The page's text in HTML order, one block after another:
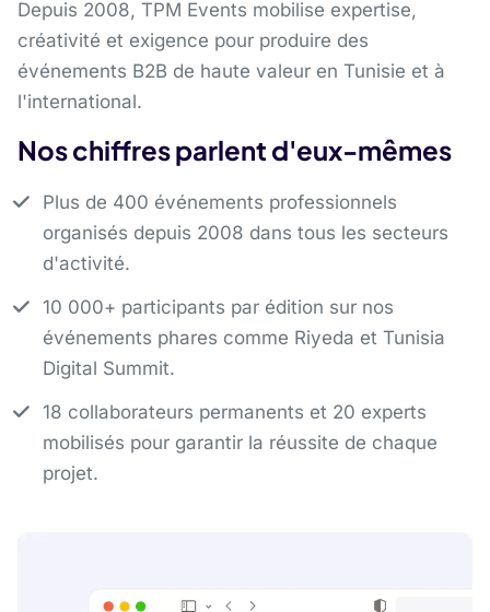
Depuis 2008, TPM Events mobilise expertise,
créativité et exigence pour produire des
événements B2B de haute valeur en Tunisie et à
l'international.
Nos chiffres parlent d'eux-mêmes
Plus de 400 événements professionnels
organisés depuis 2008 dans tous les secteurs
d'activité.
10 000+ participants par édition sur nos
événements phares comme Riyeda et Tunisia
Digital Summit.
18 collaborateurs permanents et 20 experts
mobilisés pour garantir la réussite de chaque
projet.